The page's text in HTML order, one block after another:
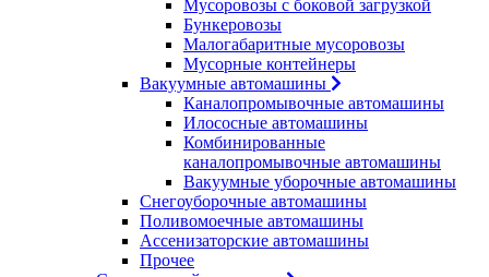
Мусоровозы с боковой загрузкой
Бункеровозы
Малогабаритные мусоровозы
Мусорные контейнеры
Вакуумные автомашины
Каналопромывочные автомашины
Илососные автомашины
Комбинированные
каналопромывочные автомашины
Вакуумные уборочные автомашины
Снегоуборочные автомашины
Поливомоечные автомашины
Ассенизаторские автомашины
Прочее